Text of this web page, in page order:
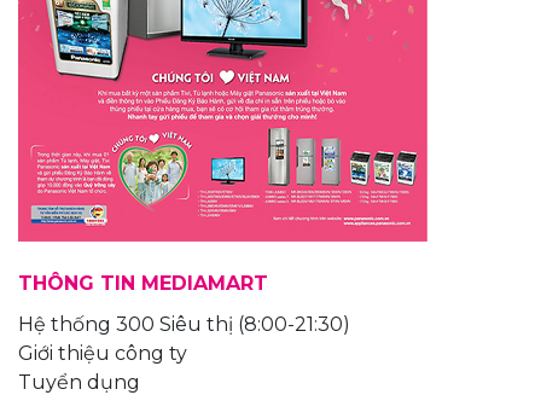
THÔNG TIN MEDIAMART
Hệ thống 300 Siêu thị (8:00-21:30)
Giới thiệu công ty
Tuyển dụng